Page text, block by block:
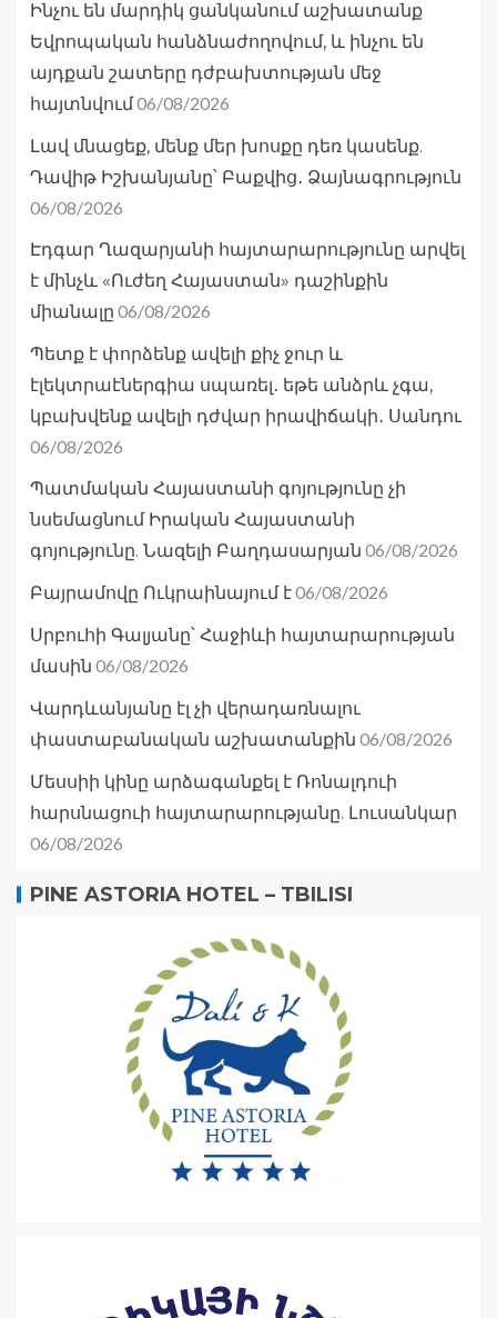
Ինչու են մարդիկ ցանկանում աշխատանք
Եվրոպական հանձնաժողովում, և ինչու են
այդքան շատերը դժբախտության մեջ
հայտնվում06/08/2026
Լավ մնացեք, մենք մեր խոսքը դեռ կասենք.
Դավիթ Իշխանյանը՝ Բաքվից․ Ձայնագրություն
06/08/2026
Էդգար Ղազարյանի հայտարարությունը արվել
է մինչև «Ուժեղ Հայաստան» դաշինքին
միանալը 06/08/2026
Պետք է փորձենք ավելի քիչ ջուր և
էլեկտրաէներգիա սպառել․ եթե անձրև չգա,
կբախվենք ավելի դժվար իրավիճակի․ Սանդու
06/08/2026
Պատմական Հայաստանի գոյությունը չի
նսեմացնում Իրական Հայաստանի
գոյությունը. Նազելի Բաղդասարյան 06/08/2026
Բայրամովը Ուկրաինայում է06/08/2026
Սրբուհի Գալյանը՝ Հաջիևի հայտարարության
մասին 06/08/2026
Վարդևանյանը էլ չի վերադառնալու
փաստաբանական աշխատանքին 06/08/2026
Մեսսիի կինը արձագանքել է Ռոնալդուի
հարսնացուի հայտարարությանը. Լուսանկար
06/08/2026
PINE ASTORIA HOTEL – TBILISI